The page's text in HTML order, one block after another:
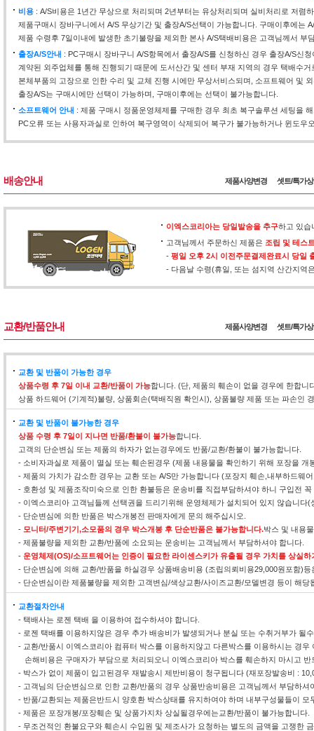
비용 : A/S비용은 1년간 무상으로 처리되며 2년부터는 유상처리되며 실비처리로 저렴
제품구매시 장바구니에서 A/S 무상기간 및 출장A/S선택이 가능합니다. 구매이후에는
제품 수령후 7일이내에 발생한 초기불량을 제외한 본사 A/S택배비용은 고객님께서 부
출장A/S안내 : PC구매시 장바구니 A/S항목에서 출장A/S를 신청하신 경우 출장A/S신
계약된 외주업체를 통해 진행되기 때문에 도서산간 및 센터 부재 지역의 경우 택배수
본체부품의 고장으로 인한 수리 및 교체 진행 시에만 무상서비스되며, 소프트웨어 및
출장A/S는 구매시에만 선택이 가능하며, 구매이후에는 선택이 불가능합니다.
소프트웨어 안내 : 제품 구매시 정품운영체제를 구매한 경우 최초 복구솔루션 세팅을
PC오류 또는 사용자과실로 인하여 복구영역이 삭제되어 복구가 불가능하거나 윈도
배송안내 제품사양변경 셋트/특가
이엑스코리아는 당일발송을 추구하고 있습
고객님께서 주문하신 제품은 조립 및 테스
- 평일 오후 2시 이전주문결제완료시 당일
- 다음날 수령(휴일, 또는 섬지역 산간지역
교환/반품안내 제품사양변경 셋트/특가
교환 및 반품이 가능한 경우
상품수령 후 7일 이내 교환/반품이 가능합니다. (단, 제품의 훼손이 없을 경우에 한합니
상품 하드웨어 (기계적)불량, 상품회손(택배직원 확인시), 상품불량 제품 또는 파손인
교환 및 반품이 불가능한 경우
상품 수령 후 7일이 지나면 반품/환불이 불가능합니다.
고객의 단순변심 또는 제품의 하자가 없는경우에도 반품/교환/환불이 불가능합니다.
- 소비자과실로 제품이 멸실 또는 훼손된경우 (제품 내용물을 확인하기 위해 포장을 개
- 제품의 가치가 감소한 경우는 교환 또는 A/S만 가능합니다 (포장지 훼손,내부하드웨
- 호환성 및 제품조작미숙으로 인한 환불등은 운송비를 직접부담하셔야 하니 구입전
- 이엑스코리아 고객님들께 선택권을 드리기위해 운영체제가 설치되어 있지 않습니다
- 단순변심에 의한 반품은 박스개봉전 판매자에게 문의 해주십시오.
- 모니터/주변기기,소모품의 경우 박스개봉 후 단순반품은 불가능합니다.박스 및 내용
- 제품불량을 제외한 교환/반품에 소요되는 운송비는 고객님께서 부담하셔야 합니다.
- 운영체제(OS)/소프트웨어는 인증이 필요한 라이센스키가 유출될 경우 가치를 상실
- 단순변심에 의해 교환/반품을 하실경우 상품배송비용 (조립의뢰비용29,000원포함)
- 단순변심이란 제품불량을 제외한 고객변심/색상교환/사이즈교환/모델변경 등이 해당
교환절차안내
- 택배사는 로젠 택배 을 이용하여 접수하셔야 합니다.
- 로젠 택배를 이용하지않은 경우 추가 배송비가 발생되거나 분실 또는 수취거부가 될
- 교환/반품시 이엑스코리아 컴퓨터 박스를 이용하지않고 다른박스를 이용하시는 경
손해비용은 구매자가 부담으로 처리되오니 이엑스코리아 박스를 훼손하지 마시고
- 박스가 없이 제품이 입고된경우 재발송시 제반비용이 청구됩니다 (재포장발송비 :
- 고객님의 단순변심으로 인한 교환/반품의 경우 상품반송비용은 고객님께서 부담하
- 반품/교환되는 제품은반드시 양호환 박스상태를 유지하여야 하며 내부구성물들이 모
- 제품은 포장개봉/포장훼손 및 상품가지차 상실될경우에는교환/반품이 불가능합니다.
- 무조건적인 환불요구와 훼손시 수입원 및 제조사가 요청하는 별도의 금액을 고쟁한